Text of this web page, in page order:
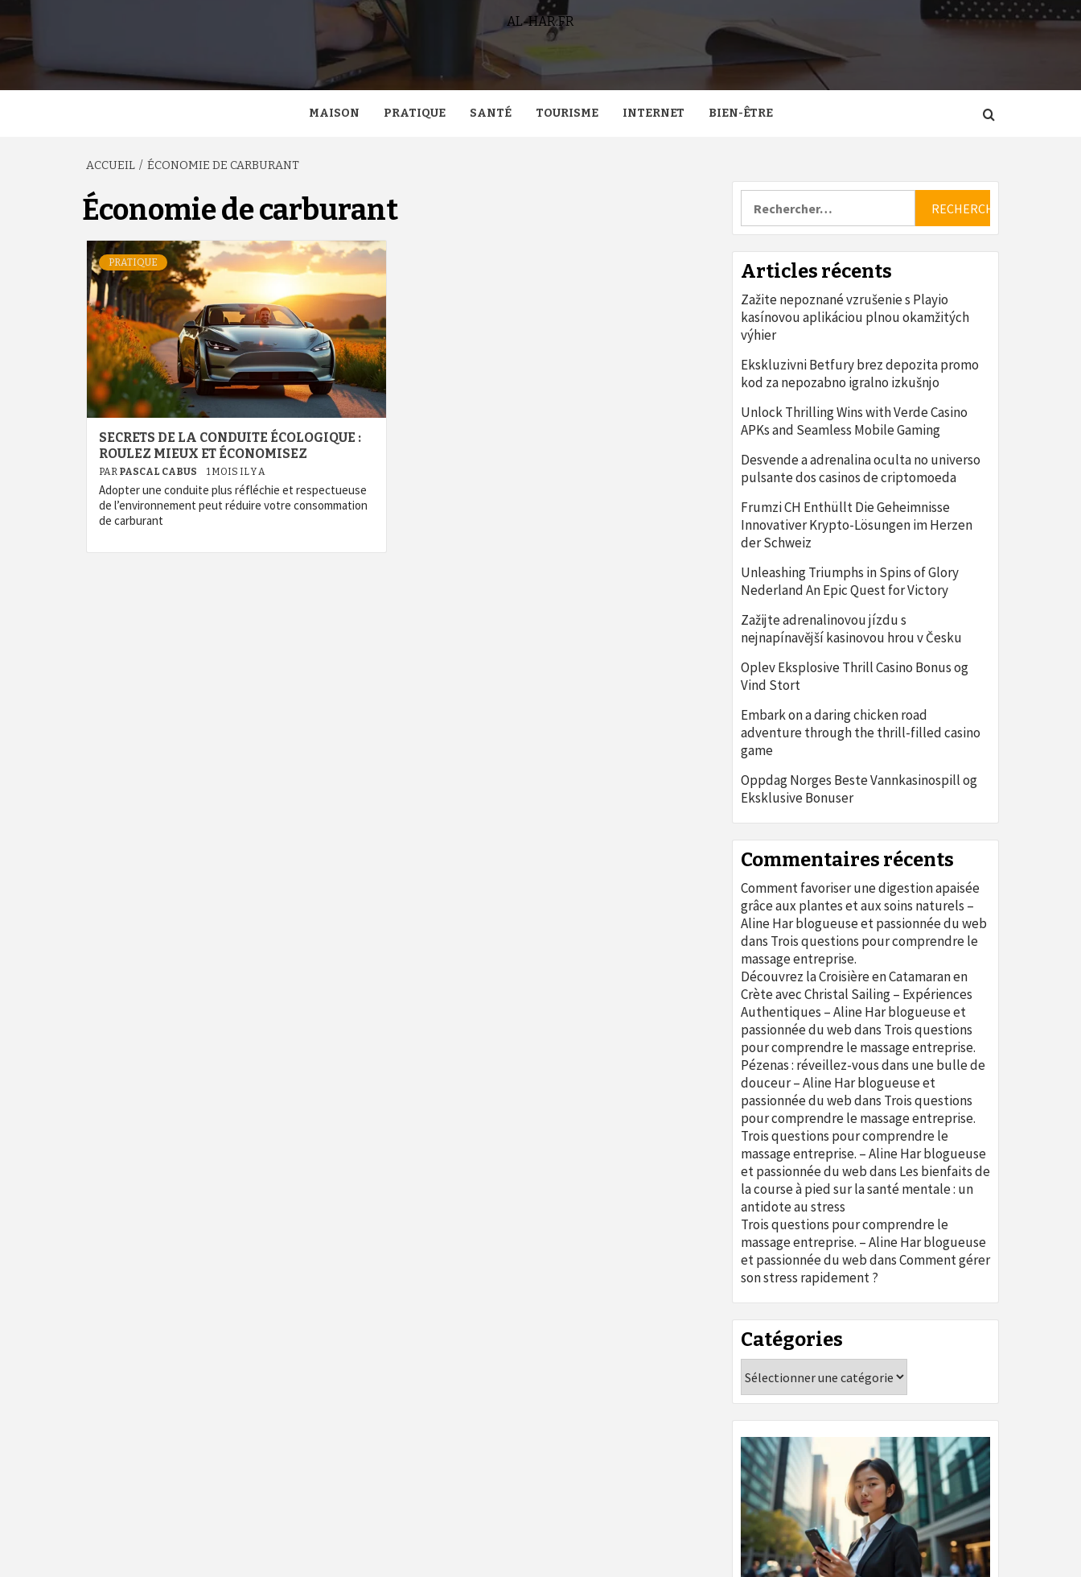
AL-HAR.FR
MAISON PRATIQUE SANTÉ TOURISME INTERNET BIEN-ÊTRE
ACCUEIL ÉCONOMIE DE CARBURANT
Économie de carburant
PRATIQUE
SECRETS DE LA CONDUITE ÉCOLOGIQUE :
ROULEZ MIEUX ET ÉCONOMISEZ
PAR PASCAL CABUS 1 MOIS IL Y A
Adopter une conduite plus réfléchie et respectueuse
de l’environnement peut réduire votre consommation
de carburant
Articles récents
Zažite nepoznané vzrušenie s Playio
kasínovou aplikáciou plnou okamžitých
výhier
Ekskluzivni Betfury brez depozita promo
kod za nepozabno igralno izkušnjo
Unlock Thrilling Wins with Verde Casino
APKs and Seamless Mobile Gaming
Desvende a adrenalina oculta no universo
pulsante dos casinos de criptomoeda
Frumzi CH Enthüllt Die Geheimnisse
Innovativer Krypto-Lösungen im Herzen
der Schweiz
Unleashing Triumphs in Spins of Glory
Nederland An Epic Quest for Victory
Zažijte adrenalinovou jízdu s
nejnapínavější kasinovou hrou v Česku
Oplev Eksplosive Thrill Casino Bonus og
Vind Stort
Embark on a daring chicken road
adventure through the thrill-filled casino
game
Oppdag Norges Beste Vannkasinospill og
Eksklusive Bonuser
Commentaires récents
Comment favoriser une digestion apaisée
grâce aux plantes et aux soins naturels –
Aline Har blogueuse et passionnée du web
dans Trois questions pour comprendre le
massage entreprise.
Découvrez la Croisière en Catamaran en
Crète avec Christal Sailing – Expériences
Authentiques – Aline Har blogueuse et
passionnée du webdans Trois questions
pour comprendre le massage entreprise.
Pézenas : réveillez-vous dans une bulle de
douceur – Aline Har blogueuse et
passionnée du webdans Trois questions
pour comprendre le massage entreprise.
Trois questions pour comprendre le
massage entreprise. – Aline Har blogueuse
et passionnée du webdans Les bienfaits de
la course à pied sur la santé mentale : un
antidote au stress
Trois questions pour comprendre le
massage entreprise. – Aline Har blogueuse
et passionnée du webdansComment gérer
son stress rapidement ?
Catégories